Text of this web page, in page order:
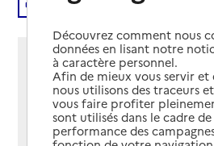
Écouter
Partager cette page
ImprimerPartager par email
Partager sur
Partager
Si vous souhaitez partager sur
Whatsapp, veuillezautoriser le dépôt
Découvrez comment nous
données en lisant notre
à caractère personnel.
Afin de mieux vous servir et
nous utilisons des traceurs
vous faire profiter
sont utilisés dans le cadre
performance des